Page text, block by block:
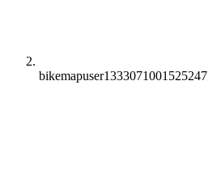
bikemapuser1333071001525247